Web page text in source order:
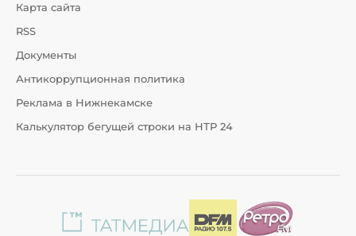
Карта сайта
RSS
Документы
Антикоррупционная политика
Реклама в Нижнекамске
Калькулятор бегущей строки на НТР 24